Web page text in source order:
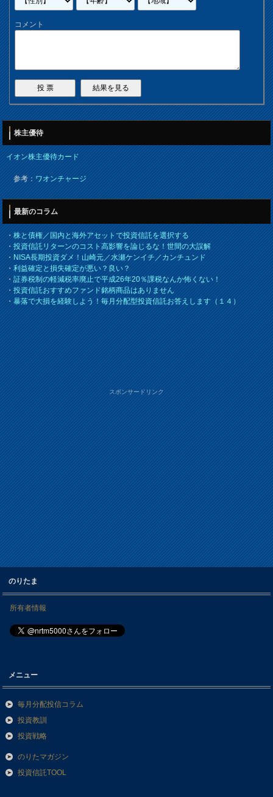
コメント
株主優待
イオン株主優待カード
参考：ワオンチャージ
最新のコラム
・株と債権／国内と海外アセットで投資信託を選択する
・投資信託リターンのコスト高影響を論じるな！世間の大誤解
・NISA長期投資ダメ！山崎元／水瀬ケンイチ／カンチュンド
・利益確定と損失確定が悪い？良い？
・証券税制の軽減税率廃止で平成26年20％課税なんか怖くない！
・投資信託おすすめファンド銘柄商品はありません
・暴落で大損を経験しよう！毎月分配型投資信託お答えします（１４）
スポンサードリンク
のりたま
所有者情報
メニュー
毎月分配投信コラム
投資教訓
投資戦略
のりたマガジン
投資信託TOOL